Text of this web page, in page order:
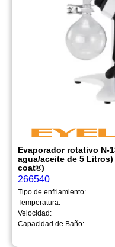
Evaporador rotativo N-
agua/aceite de 5
coat®)
266540
Tipo de enfriamiento:
Temperatura:
Velocidad:
Capacidad de Baño: